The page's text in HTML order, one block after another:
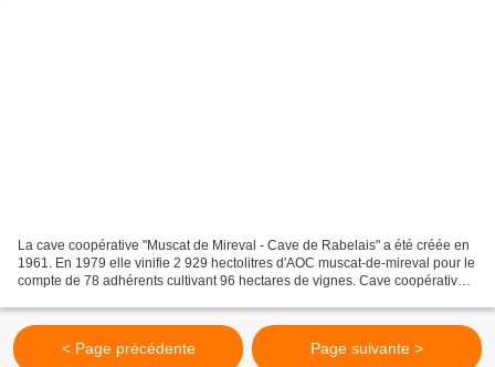
La cave coopérative "Muscat de Mireval - Cave de Rabelais" a été créée en
1961. En 1979 elle vinifie 2 929 hectolitres d'AOC muscat-de-mireval pour le
compte de 78 adhérents cultivant 96 hectares de vignes. Cave coopérative
< Page précédente Page suivante >